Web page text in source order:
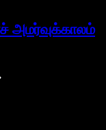
அமர்வுக்காலம்